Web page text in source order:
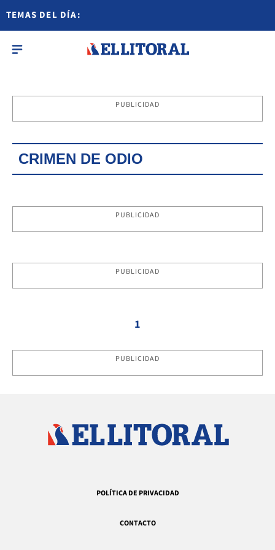
TEMAS DEL DÍA:
PUBLICIDAD
CRIMEN DE ODIO
PUBLICIDAD
PUBLICIDAD
1
PUBLICIDAD
POLÍTICA DE PRIVACIDAD
CONTACTO